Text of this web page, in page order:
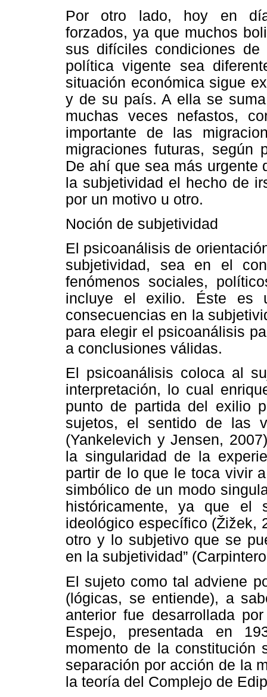
Por otro lado, hoy en día
forzados, ya que muchos
sus difíciles condiciones
política vigente sea
situación económica sigue
y de su país. A ella se
muchas veces nefastos,
importante de las
migraciones futuras, según
De ahí que sea más urgente
la subjetividad el hecho de
por un motivo u otro.
Noción de subjetividad
El psicoanálisis de
subjetividad, sea en el
fenómenos sociales,
incluye el exilio. Éste es
consecuencias en la
para elegir el psicoanálisis
a conclusiones válidas.
El psicoanálisis coloca al
interpretación, lo cual
punto de partida del exilio
sujetos, el sentido de las
(Yankelevich y Jensen,
la singularidad de la
partir de lo que le toca vivir
simbólico de un modo
históricamente, ya que el
ideológico específico (Žižek,
otro y lo subjetivo que se
en la subjetividad”
El sujeto como tal adviene
(lógicas, se entiende), a
anterior fue desarrollada
Espejo, presentada en
momento de la constitución
separación por acción de la
la teoría del Complejo de